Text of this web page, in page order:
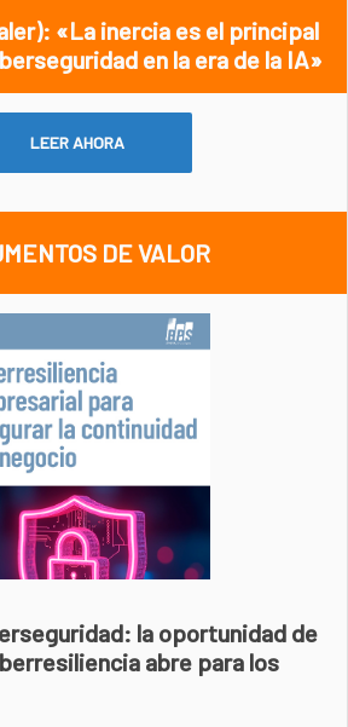
«La inercia es el principal
en la era de la IA»
LEER AHORA
DE VALOR
la oportunidad de
abre para los